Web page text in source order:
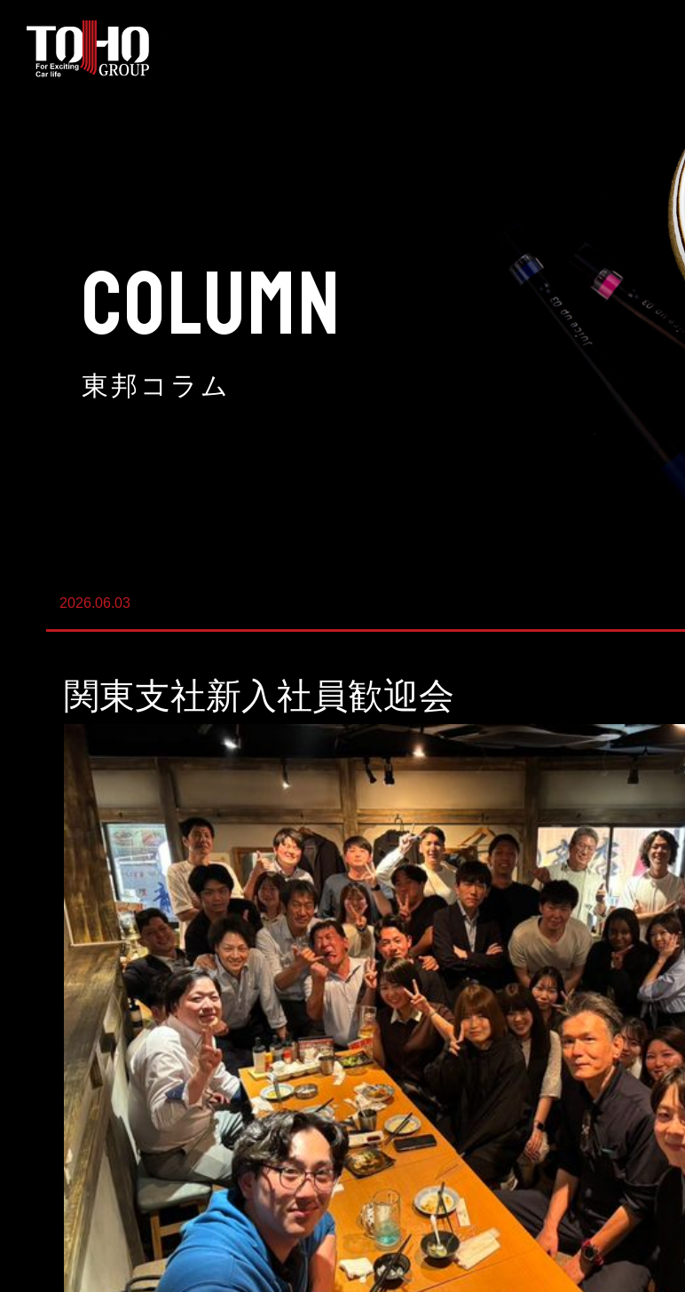
ホーム
DX事業
株式会社 東邦ホールディング
東邦自動車 株式会社
株式会社 東邦アウトフロイデ
COLUMN
東邦コラム
2026.06.03
関東支社新入社員歓迎会